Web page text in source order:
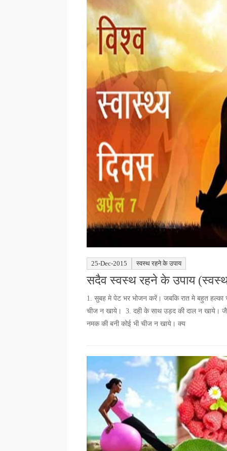
25-Dec-2015 स्वस्थ रहने के उपाय
सदैव स्वस्थ रहने के उपाय
1. सुबह मे पेट भर भोजन करें। जबकि रात मे बहुत हल्का
चीज न खाये। 3. दही के साथ उड़द की दाल न खाये।
नमक की बनी कोई भी चीज न खाये। क्य